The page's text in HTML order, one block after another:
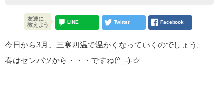
今日から3月。三寒四温で温かくなっていくのでしょう。
春はセンバツから・・・ですね(^_-)-☆
友達に
教えよう
LINE Twitter Facebook